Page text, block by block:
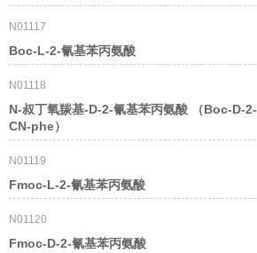
N01117
Boc-L-2-氰基苯丙氨酸
N01118
N-叔丁氧羰基-D-2-氰基苯丙氨酸 （Boc-D-2-
CN-phe）
N01119
Fmoc-L-2-氰基苯丙氨酸
N01120
Fmoc-D-2-氰基苯丙氨酸